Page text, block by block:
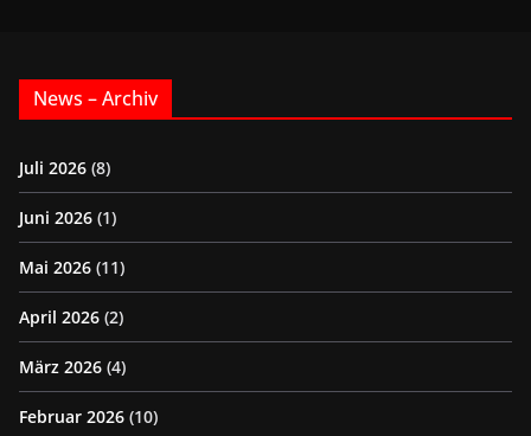
News – Archiv
Juli 2026 (8)
Juni 2026 (1)
Mai 2026 (11)
April 2026 (2)
März 2026 (4)
Februar 2026 (10)